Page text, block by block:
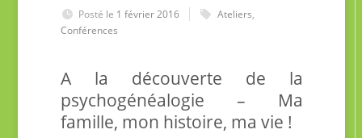
Posté le 1 février 2016 Ateliers,
Conférences
A la découverte de la
psychogénéalogie – Ma
famille, mon histoire, ma vie !